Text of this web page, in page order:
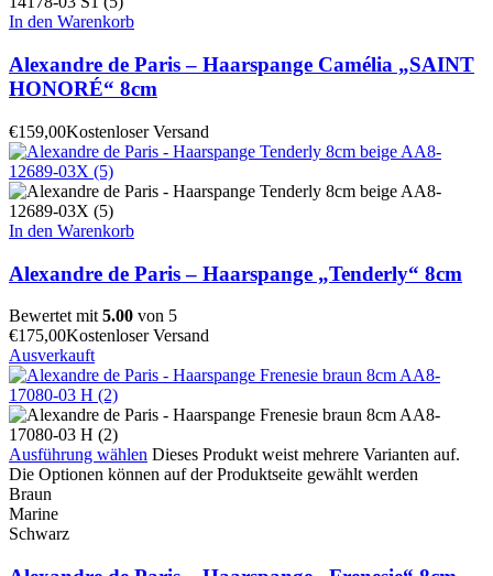
In den Warenkorb
Alexandre de Paris – Haarspange Camélia „SAINT
HONORÉ“ 8cm
€159,00Kostenloser Versand
In den Warenkorb
Alexandre de Paris – Haarspange „Tenderly“ 8cm
Bewertet mit 5.00 von 5
€175,00Kostenloser Versand
Ausverkauft
Ausführung wählen Dieses Produkt weist mehrere Varianten auf.
Die Optionen können auf der Produktseite gewählt werden
Braun
Marine
Schwarz